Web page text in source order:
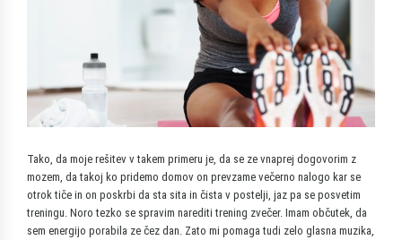
Tako, da moje rešitev v takem primeru je, da se ze vnaprej dogovorim z
mozem, da takoj ko pridemo domov on prevzame večerno nalogo kar se
otrok tiče in on poskrbi da sta sita in čista v postelji, jaz pa se posvetim
treningu. Noro tezko se spravim narediti trening zvečer. Imam občutek, da
sem energijo porabila ze čez dan. Zato mi pomaga tudi zelo glasna muzika,